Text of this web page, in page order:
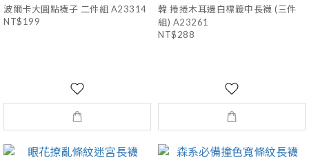
波爾卡大圓點襪子 二件組 A23314
NT$199
韓 捲捲木耳邊白標籤中長襪 (三件
組) A23261
NT$288